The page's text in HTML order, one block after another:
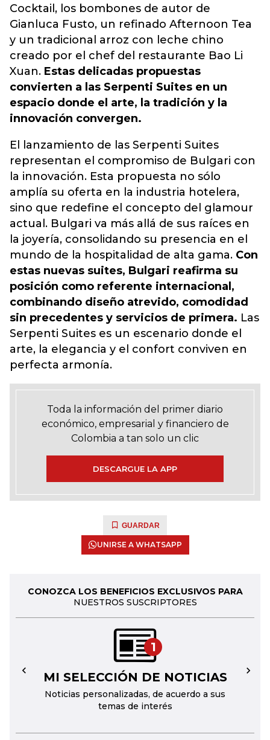
Cocktail, los bombones de autor de
Gianluca Fusto, un refinado Afternoon Tea
y un tradicional arroz con leche chino
creado por el chef del restaurante Bao Li
Xuan. Estas delicadas propuestas
convierten a las Serpenti Suites en un
espacio donde el arte, la tradición y la
innovación convergen.
El lanzamiento de las Serpenti Suites
representan el compromiso de Bulgari con
la innovación. Esta propuesta no sólo
amplía su oferta en la industria hotelera,
sino que redefine el concepto del glamour
actual. Bulgari va más allá de sus raíces en
la joyería, consolidando su presencia en el
mundo de la hospitalidad de alta gama. Con
estas nuevas suites, Bulgari reafirma su
posición como referente internacional,
combinando diseño atrevido, comodidad
sin precedentes y servicios de primera. Las
Serpenti Suites es un escenario donde el
arte, la elegancia y el confort conviven en
perfecta armonía.
Toda la información del primer diario
económico, empresarial y financiero de
Colombia a tan solo un clic
DESCARGUE LA APP
GUARDAR
UNIRSE A WHATSAPP
CONOZCA LOS BENEFICIOS EXCLUSIVOS PARA
NUESTROS SUSCRIPTORES
1
MI SELECCIÓN DE NOTICIAS
Noticias personalizadas, de acuerdo a sus
temas de interés
← →